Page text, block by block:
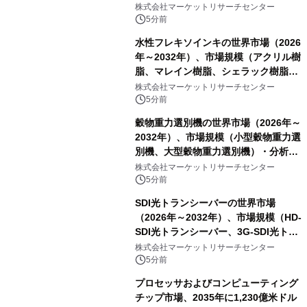
100Mbit）・分析レポートを発表
株式会社マーケットリサーチセンター
5分前
水性フレキソインキの世界市場（2026
年～2032年）、市場規模（アクリル樹
脂、マレイン樹脂、シェラック樹脂、
その他）・分析レポートを発表
株式会社マーケットリサーチセンター
5分前
穀物重力選別機の世界市場（2026年～
2032年）、市場規模（小型穀物重力選
別機、大型穀物重力選別機）・分析レ
ポートを発表
株式会社マーケットリサーチセンター
5分前
SDI光トランシーバーの世界市場
（2026年～2032年）、市場規模（HD-
SDI光トランシーバー、3G-SDI光トラ
ンシーバー、その他）・分析レポート
を発表
株式会社マーケットリサーチセンター
5分前
プロセッサおよびコンピューティング
チップ市場、2035年に1,230億米ドル